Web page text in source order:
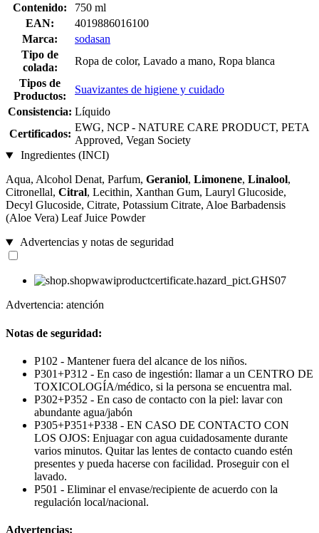
Contenido:
750 ml
EAN:
4019886016100
Marca:
sodasan
Tipo de
colada:
Ropa de color, Lavado a mano, Ropa blanca
Tipos de
Productos:
Suavizantes de higiene y cuidado
Consistencia: Líquido
Certificados:
EWG, NCP - NATURE CARE PRODUCT, PETA
Approved, Vegan Society
Ingredientes (INCI)
Aqua, Alcohol Denat, Parfum, Geraniol, Limonene, Linalool,
Citronellal, Citral, Lecithin, Xanthan Gum, Lauryl Glucoside,
Decyl Glucoside, Citrate, Potassium Citrate, Aloe Barbadensis
(Aloe Vera) Leaf Juice Powder
Advertencias y notas de seguridad
Advertencia: atención
Notas de seguridad:
P102 - Mantener fuera del alcance de los niños.
P301+P312 - En caso de ingestión: llamar a un CENTRO DE
TOXICOLOGÍA/médico, si la persona se encuentra mal.
P302+P352 - En caso de contacto con la piel: lavar con
abundante agua/jabón
P305+P351+P338 - EN CASO DE CONTACTO CON
LOS OJOS: Enjuagar con agua cuidadosamente durante
varios minutos. Quitar las lentes de contacto cuando estén
presentes y pueda hacerse con facilidad. Proseguir con el
lavado.
P501 - Eliminar el envase/recipiente de acuerdo con la
regulación local/nacional.
Advertencias: